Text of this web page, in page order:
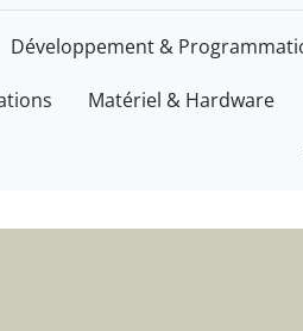
Développement &
Matériel & Hardware